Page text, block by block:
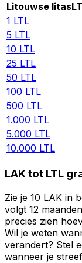
Litouwse litas
1 LTL
5 LTL
10 LTL
25 LTL
50 LTL
100 LTL
500 LTL
1.000 LTL
5.000 LTL
10.000 LTL
LAK tot LTL
Zie je 10 LAK in
volgt 12
precies zien
Wil je weten
verandert? Stel
wanneer je